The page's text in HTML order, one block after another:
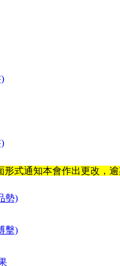
式通知本會作出更改，
勢)
擊)